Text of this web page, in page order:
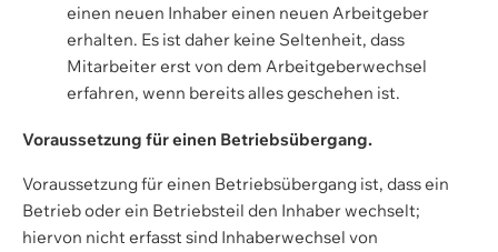
einen neuen Inhaber einen neuen Arbeitgeber
erhalten. Es ist daher keine Seltenheit, dass
Mitarbeiter erst von dem Arbeitgeberwechsel
erfahren, wenn bereits alles geschehen ist.
Voraussetzung für einen Betriebsübergang.
Voraussetzung für einen Betriebsübergang ist, dass ein
Betrieb oder ein Betriebsteil den Inhaber wechselt;
hiervon nicht erfasst sind Inhaberwechsel von